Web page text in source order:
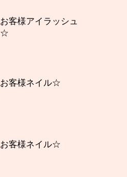
お客様アイラッシュ
☆
お客様ネイル☆
お客様ネイル☆